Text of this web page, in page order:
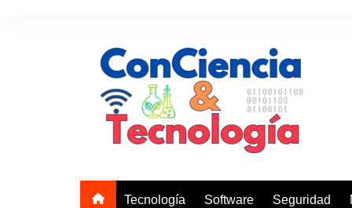
Tecnología Software Seguridad